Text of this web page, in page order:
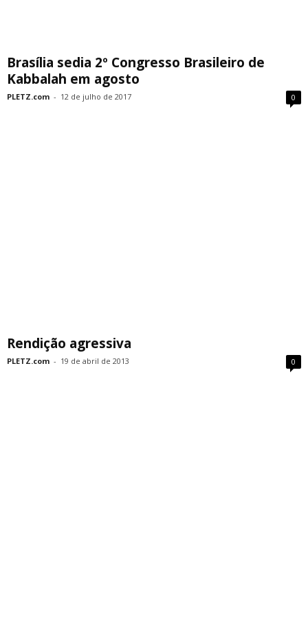
Brasília sedia 2º Congresso Brasileiro de
Kabbalah em agosto
PLETZ.com - 12 de julho de 2017 0
Rendição agressiva
PLETZ.com - 19 de abril de 2013 0